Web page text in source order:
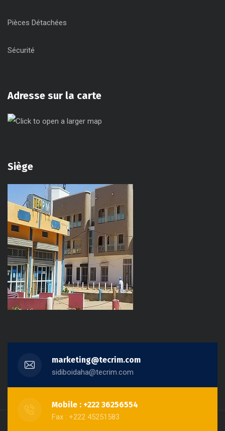
Pièces Détachées
Sécurité
Adresse sur la carte
Siège
marketing@tecrim.com
sidiboidaha@tecrim.com
Mobile : +222 36256554
Fax : +222 45251583